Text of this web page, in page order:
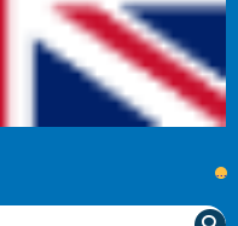
...